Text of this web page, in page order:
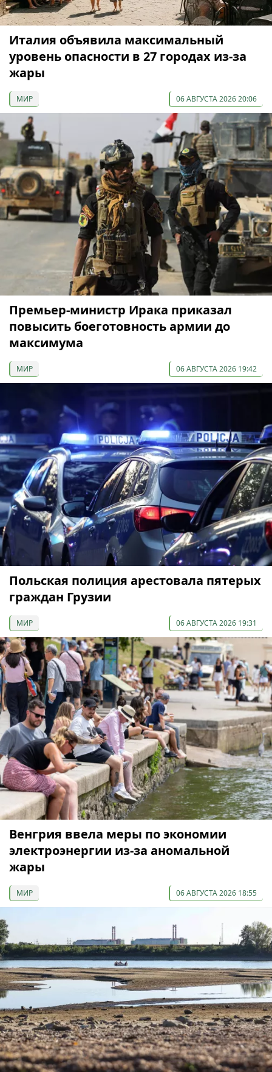
Италия объявила максимальный
уровень опасности в 27 городах из-за
жары
МИР 06 АВГУСТА 2026 20:06
Премьер-министр Ирака приказал
повысить боеготовность армии до
максимума
МИР 06 АВГУСТА 2026 19:42
Польская полиция арестовала пятерых
граждан Грузии
МИР 06 АВГУСТА 2026 19:31
Венгрия ввела меры по экономии
электроэнергии из-за аномальной
жары
МИР 06 АВГУСТА 2026 18:55